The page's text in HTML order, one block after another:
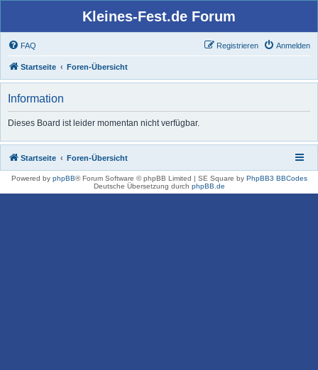
Kleines-Fest.de Forum
FAQ Anmelden
Registrieren
Startseite Foren-Übersicht
Information
Dieses Board ist leider momentan nicht verfügbar.
Startseite Foren-Übersicht
Powered by phpBB® Forum Software © phpBB Limited | SE Square by PhpBB3 BBCodes
Deutsche Übersetzung durch phpBB.de